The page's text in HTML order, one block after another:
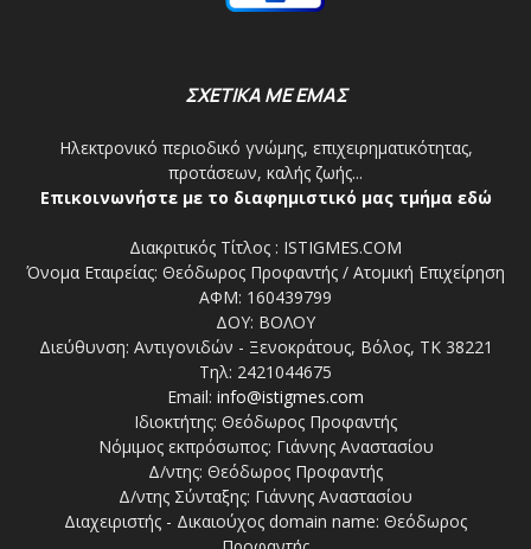
ΣΧΕΤΙΚΑ ΜΕ ΕΜΑΣ
Ηλεκτρονικό περιοδικό γνώμης, επιχειρηματικότητας,
προτάσεων, καλής ζωής...
Επικοινωνήστε με το διαφημιστικό μας τμήμα εδώ
Διακριτικός Τίτλος : ISTIGMES.COM
Όνομα Εταιρείας: Θεόδωρος Προφαντής / Ατομική Επιχείρηση
ΑΦΜ: 160439799
ΔΟΥ: ΒΟΛΟΥ
Διεύθυνση: Αντιγονιδών - Ξενοκράτους, Βόλος, ΤΚ 38221
Τηλ: 2421044675
Email: info@istigmes.com
Ιδιοκτήτης: Θεόδωρος Προφαντής
Νόμιμος εκπρόσωπος: Γιάννης Αναστασίου
Δ/ντης: Θεόδωρος Προφαντής
Δ/ντης Σύνταξης: Γιάννης Αναστασίου
Διαχειριστής - Δικαιούχος domain name: Θεόδωρος